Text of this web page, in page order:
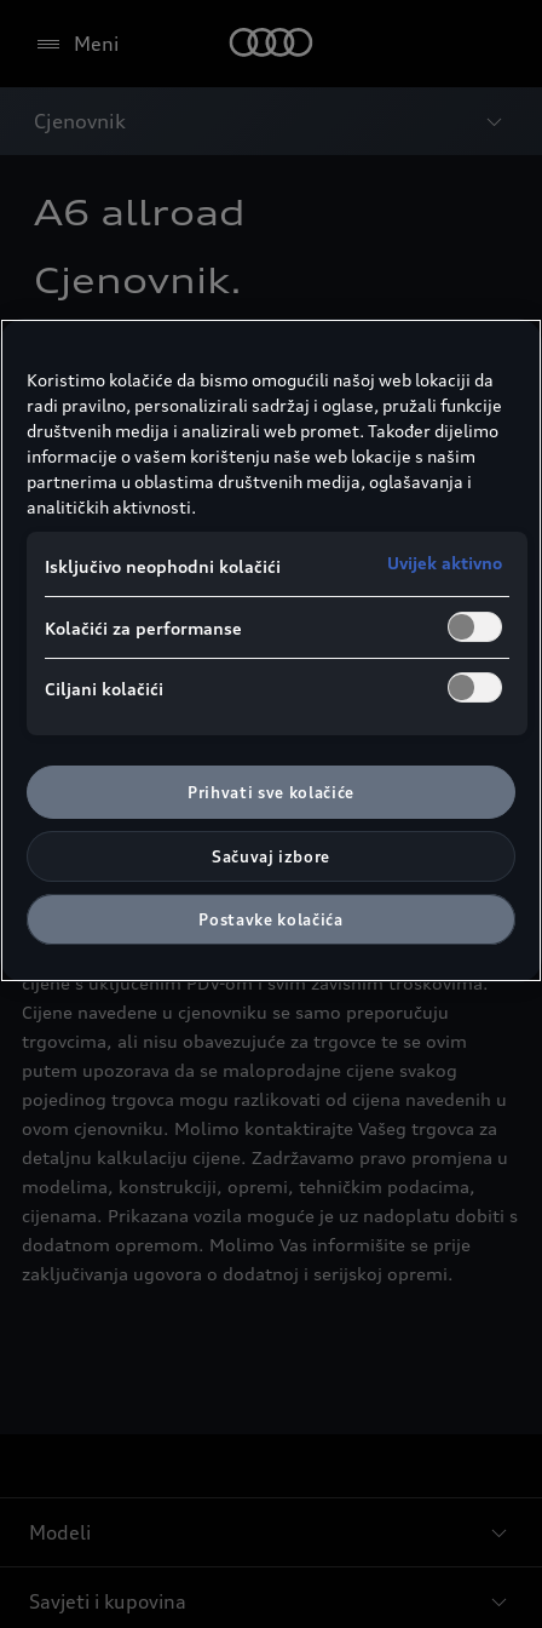
Meni
Cjenovnik
A6 allroad
Cjenovnik.
A6 allroad
A6 Allroad quattro / 3.0 V6 TDI / 299
Vrsta goriva
D
KS/kW
Preporučena
cijena
Napominjemo kako sve cijene navedene u ovom cjenovniku
cijene s uključenim PDV-om i svim zavisnim troškovima.
Cijene navedene u cjenovniku se samo preporučuju
trgovcima, ali nisu obavezujuće za trgovce te se ovim
putem upozorava da se maloprodajne cijene svakog
pojedinog trgovca mogu razlikovati od cijena navedenih u
ovom cjenovniku. Molimo kontaktirajte Vašeg trgovca za
detaljnu kalkulaciju cijene. Zadržavamo pravo promjena u
modelima, konstrukciji, opremi, tehničkim podacima,
cijenama. Prikazana vozila moguće je uz nadoplatu dobiti s
dodatnom opremom. Molimo Vas informišite se prije
zaključivanja ugovora o dodatnoj i serijskoj opremi.
Modeli
Savjeti i kupovina
Koristimo kolačiće da bismo omogućili našoj web lokaciji da
radi pravilno, personalizirali sadržaj i oglase, pružali funkcije
društvenih medija i analizirali web promet. Također dijelimo
informacije o vašem korištenju naše web lokacije s našim
partnerima u oblastima društvenih medija, oglašavanja i
analitičkih aktivnosti.
Isključivo neophodni kolačići Uvijek aktivno
Kolačići za performanse
Ciljani kolačići
Prihvati sve kolačiće
Sačuvaj izbore
Postavke kolačića